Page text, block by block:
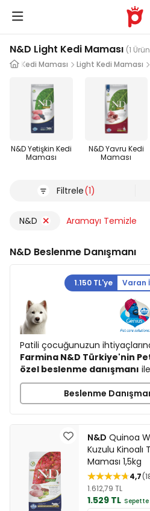
N&D Light Kedi Maması (1
Kedi Maması Light Kedi Maması
N&D Yetişkin Kedi
Maması
N&D Yavru Kedi
Maması
Filtrele(1)
N&D Aramayı Temizle
N&D Beslenme Danışmanı
1.150 TL'ye Varan
Patili çocuğunuzun
Farmina N&D Türkiye'nin
özel beslenme danışmanı
Beslenme
N&D Quinoa
Kuzulu Kinoalı
Maması 1,5kg
4,7
1.612,79 TL
1.529 TL Sepette